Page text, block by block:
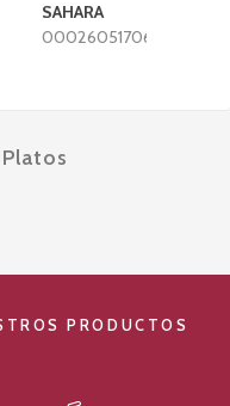
SAHARA
000260517064
PRODUCTOS